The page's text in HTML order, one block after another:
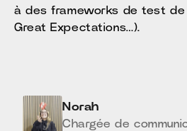
à des frameworks de test de
Great Expectations…).
Norah
Chargée de